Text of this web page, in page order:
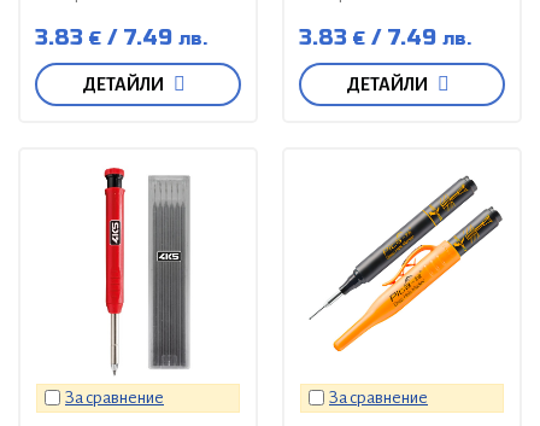
3.83 € 7.49 лв.
ДЕТАЙЛИ
3.83 € 7.49 лв.
ДЕТАЙЛИ
За сравнение За сравнение